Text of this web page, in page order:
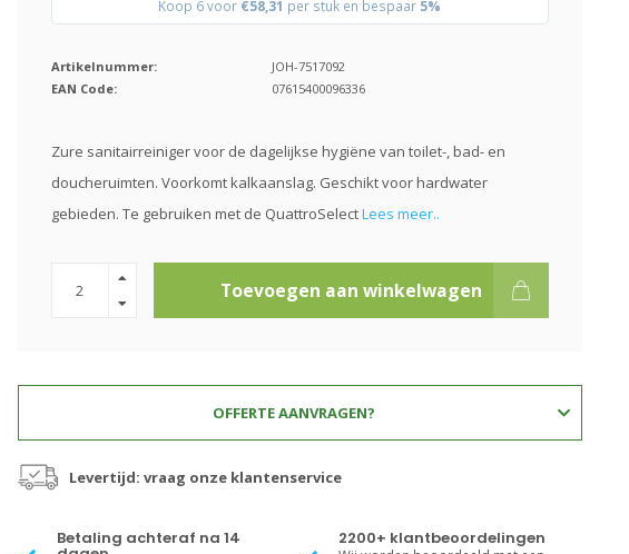
Koop 6 voor €58,31 per stuk en bespaar 5%
Artikelnummer:
JOH-7517092
EAN Code:
07615400096336
Zure sanitairreiniger voor de dagelijkse hygiëne van toilet-, bad- en
doucheruimten. Voorkomt kalkaanslag. Geschikt voor hardwater
gebieden. Te gebruiken met de QuattroSelectLees meer..
Toevoegen aan winkelwagen
OFFERTE AANVRAGEN?
Levertijd: vraag onze klantenservice
Betaling achteraf na 14 2200+ klantbeoordelingen